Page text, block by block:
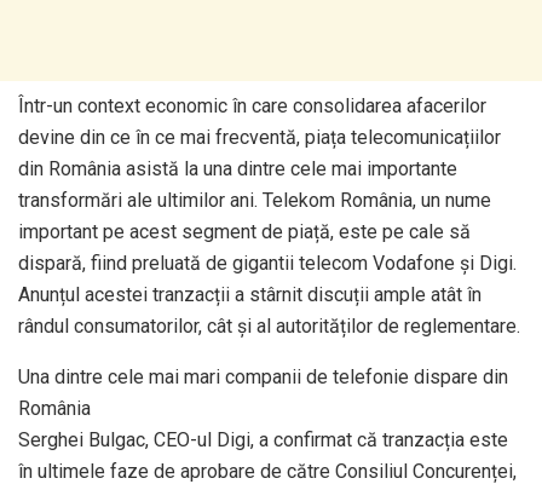
Într-un context economic în care consolidarea afacerilor
devine din ce în ce mai frecventă, piața telecomunicațiilor
din România asistă la una dintre cele mai importante
transformări ale ultimilor ani. Telekom România, un nume
important pe acest segment de piață, este pe cale să
dispară, fiind preluată de gigantii telecom Vodafone și Digi.
Anunțul acestei tranzacții a stârnit discuții ample atât în
rândul consumatorilor, cât și al autorităților de reglementare.
Una dintre cele mai mari companii de telefonie dispare din
România
Serghei Bulgac, CEO-ul Digi, a confirmat că tranzacția este
în ultimele faze de aprobare de către Consiliul Concurenței,